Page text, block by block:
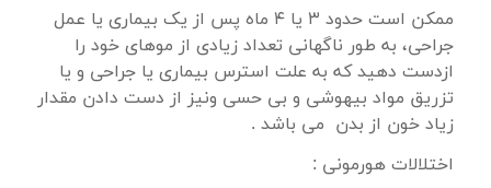
ممکن است حدود ۳ یا ۴ ماه پس از یک بیماری یا عمل
جراحی، به طور ناگهانی تعداد زیادی از موهای خود را
ازدست دهید که به علت استرس بیماری یا جراحی و یا
تزریق مواد بیهوشی و بی حسی ونیز از دست دادن مقدار
زیاد خون از بدن می باشد .
اختلالات هورمونی :